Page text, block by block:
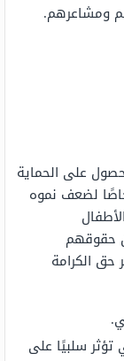
ومشاعرهم.
على الحماية
لضعف نموه
حقوقهم
حق الكرامة
تؤثر سلبيًا على